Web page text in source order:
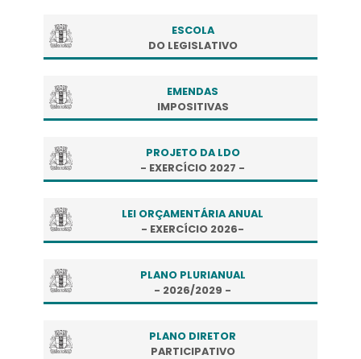
ESCOLA
DO LEGISLATIVO
EMENDAS
IMPOSITIVAS
PROJETO DA LDO
- EXERCÍCIO 2027 -
LEI ORÇAMENTÁRIA ANUAL
- EXERCÍCIO 2026-
PLANO PLURIANUAL
- 2026/2029 -
PLANO DIRETOR
PARTICIPATIVO